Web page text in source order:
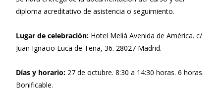
diploma acreditativo de asistencia o seguimiento.
Lugar de celebración: Hotel Meliá Avenida de América. c/
Juan Ignacio Luca de Tena, 36. 28027 Madrid.
Días y horario: 27 de octubre. 8:30 a 14:30 horas. 6 horas.
Bonificable.